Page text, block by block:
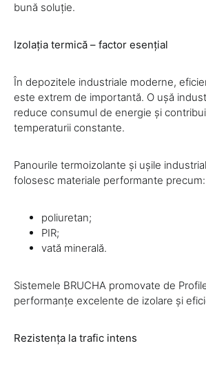
bună soluție.
Izolația termică – factor esențial
În depozitele industriale moderne,
este extrem de importantă. O ușă
reduce consumul de energie și
temperaturii constante.
Panourile termoizolante și ușile
folosesc materiale performante precum:
poliuretan;
PIR;
vată minerală.
Sistemele BRUCHA promovate de
performanțe excelente de izolare și
Rezistența la trafic intens